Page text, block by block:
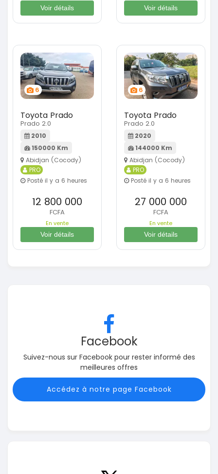
Voir détails
Voir détails
6
Toyota Prado
Prado 2.0
2010
150000 Km
Abidjan (Cocody)
PRO
Posté il y a 6 heures
12 800 000
FCFA
En vente
Voir détails
6
Toyota Prado
Prado 2.0
2020
144000 Km
Abidjan (Cocody)
PRO
Posté il y a 6 heures
27 000 000
FCFA
En vente
Voir détails
Facebook
Suivez-nous sur Facebook pour rester informé des
meilleures offres
Accédez à notre page Facebook